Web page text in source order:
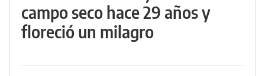
campo seco hace 29 años y
floreció un milagro